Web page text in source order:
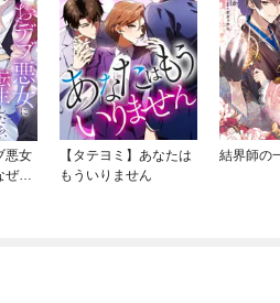
悪女
ぜか
【タテヨミ】あなたは
もういりません
結界師の